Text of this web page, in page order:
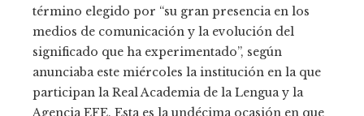
término elegido por “su gran presencia en los
medios de comunicación y la evolución del
significado que ha experimentado”, según
anunciaba este miércoles la institución en la que
participan la Real Academia de la Lengua y la
Agencia EFE. Esta es la undécima ocasión en que